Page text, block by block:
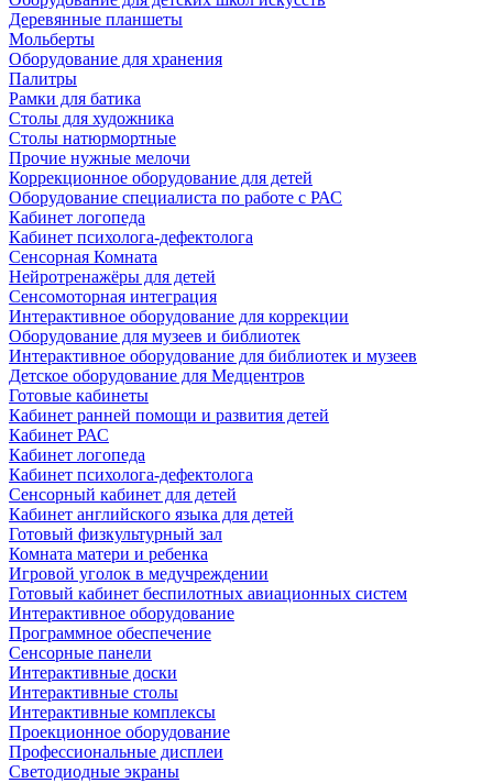
Деревянные планшеты
Мольберты
Оборудование для хранения
Палитры
Рамки для батика
Столы для художника
Столы натюрмортные
Прочие нужные мелочи
Коррекционное оборудование для детей
Оборудование специалиста по работе с РАС
Кабинет логопеда
Кабинет психолога-дефектолога
Сенсорная Комната
Нейротренажёры для детей
Сенсомоторная интеграция
Интерактивное оборудование для коррекции
Оборудование для музеев и библиотек
Интерактивное оборудование для библиотек и музеев
Детское оборудование для Медцентров
Готовые кабинеты
Кабинет ранней помощи и развития детей
Кабинет РАС
Кабинет логопеда
Кабинет психолога-дефектолога
Сенсорный кабинет для детей
Кабинет английского языка для детей
Готовый физкультурный зал
Комната матери и ребенка
Игровой уголок в медучреждении
Готовый кабинет беспилотных авиационных систем
Интерактивное оборудование
Программное обеспечение
Сенсорные панели
Интерактивные доски
Интерактивные столы
Интерактивные комплексы
Проекционное оборудование
Профессиональные дисплеи
Светодиодные экраны